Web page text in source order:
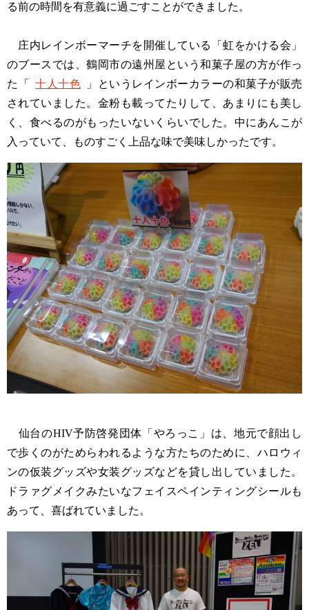
る前の時間を有意義に過ごすことができました。
庄内レインボーマーチを開催している「虹をかける会」
のブースでは、鶴岡市の遠州屋という和菓子屋の方が作っ
た「
十人十色
」というレインボーカラーの和菓子が販売
されていました。金粉も載ってたりして、あまりにも美し
く、食べるのがもったいないくらいでした。中にあんこが
入っていて、ものすごく上品な味で美味しかったです。
仙台のHIV予防啓発団体「やろっこ」は、地元で顔出し
で歩くのがためらわれるような方たちのために、ハロウィ
ンの仮装グッズや女装グッズなどを貸し出していました。
ドラァグメイクみたいなフェイスペインティングシールも
あって、喜ばれていました。